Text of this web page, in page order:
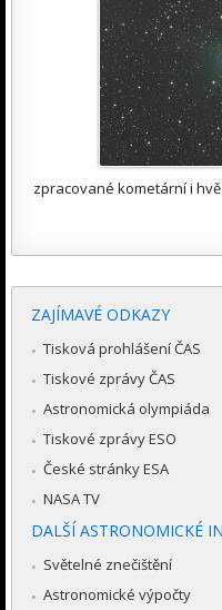
zpracované kometární i
ZAJÍMAVÉ ODKAZY
Tisková prohlášení ČAS
Tiskové zprávy ČAS
Astronomická olympiáda
Tiskové zprávy ESO
České stránky ESA
NASA TV
DALŠÍ ASTRONOMICKÉ
Světelné znečištění
Astronomické výpočty